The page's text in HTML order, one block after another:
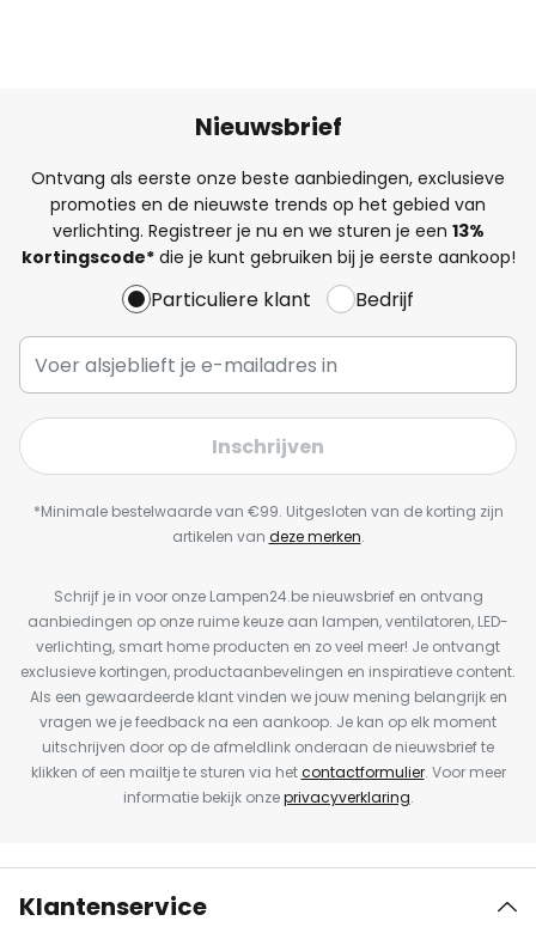
Nieuwsbrief
Ontvang als eerste onze beste aanbiedingen, exclusieve
promoties en de nieuwste trends op het gebied van
verlichting. Registreer je nu en we sturen je een 13%
kortingscode*die je kunt gebruiken bij je eerste aankoop!
Particuliere klant Bedrijf
Inschrijven
*Minimale bestelwaarde van €99. Uitgesloten van de korting zijn
artikelen van deze merken.
Schrijf je in voor onze Lampen24.be nieuwsbrief en ontvang
aanbiedingen op onze ruime keuze aan lampen, ventilatoren, LED-
verlichting, smart home producten en zo veel meer! Je ontvangt
exclusieve kortingen, productaanbevelingen en inspiratieve content.
Als een gewaardeerde klant vinden we jouw mening belangrijk en
vragen we je feedback na een aankoop. Je kan op elk moment
uitschrijven door op de afmeldlink onderaan de nieuwsbrief te
klikken of een mailtje te sturen via hetcontactformulier. Voor meer
informatie bekijk onzeprivacyverklaring.
Klantenservice